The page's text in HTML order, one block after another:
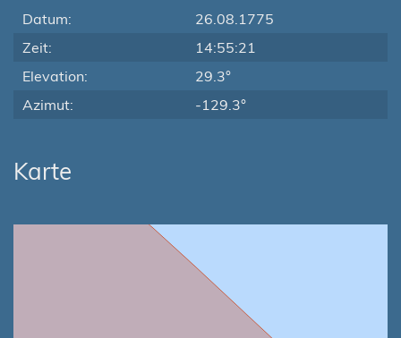
Datum:
26.08.1775
Zeit:
14:55:21
Elevation:
29.3°
Azimut:
-129.3°
Karte